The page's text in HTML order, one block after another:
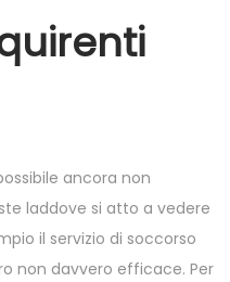
ancora non
laddove si atto a vedere
il servizio di soccorso
non davvero efficace. Per